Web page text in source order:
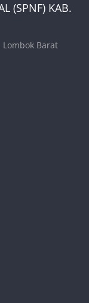
(SPNF) KAB.
Lombok Barat